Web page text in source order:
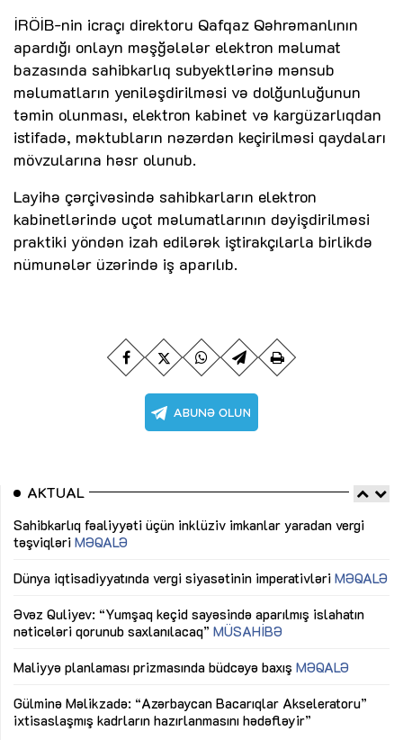
İRÖİB-nin icraçı direktoru Qafqaz Qəhrəmanlının
apardığı onlayn məşğələlər elektron məlumat
bazasında sahibkarlıq subyektlərinə mənsub
məlumatların yeniləşdirilməsi və dolğunluğunun
təmin olunması, elektron kabinet və kargüzarlıqdan
istifadə, məktubların nəzərdən keçirilməsi qaydaları
mövzularına həsr olunub.
Layihə çərçivəsində sahibkarların elektron
kabinetlərində uçot məlumatlarının dəyişdirilməsi
praktiki yöndən izah edilərək iştirakçılarla birlikdə
nümunələr üzərində iş aparılıb.
AKTUAL
Sahibkarlıq fəaliyyəti üçün inklüziv imkanlar yaradan vergi
təşviqləri MƏQALƏ
Dünya iqtisadiyyatında vergi siyasətinin imperativləri MƏQALƏ
Əvəz Quliyev: “Yumşaq keçid sayəsində aparılmış islahatın
nəticələri qorunub saxlanılacaq” MÜSAHİBƏ
Maliyyə planlaması prizmasında büdcəyə baxış MƏQALƏ
Gülminə Məlikzadə: “Azərbaycan Bacarıqlar Akseleratoru”
ixtisaslaşmış kadrların hazırlanmasını hədəfləyir”